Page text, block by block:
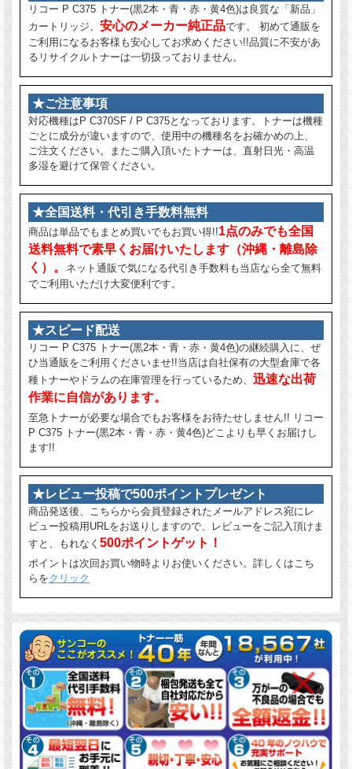
リコー P C375 トナー(黒2本・青・赤・黄4色)は良質な「新品」
カートリッジ、 安心のメーカー純正品です。 初めて通販を
ご利用になるお客様も安心してお求めください!!品質に不安があ
るリサイクルトナーは一切扱っておりません。
★ご注意事項
対応機種はP C370SF / P C375となっております。トナーは機種
ごとに成分が違いますので、使用中の機種名をお確かめの上、
ご注文ください。またご購入頂いたトナーは、直射日光・高温
多湿を避けて保管ください。
★全国送料・代引き手数料無料
商品は単品でもまとめ買いでもお買い得!!1点のみでも全国
送料無料で素早くお届けいたします（沖縄・離島除
く）。
ネット通販で気になる代引き手数料も当店なら全て無料
でご利用いただけ大変便利です。
★スピード配送
リコー P C375 トナー(黒2本・青・赤・黄4色)の継続購入に、ぜ
ひ当通販をご利用くださいませ!!当店は自社保有の大型倉庫で各
種トナーやドラムの在庫管理を行っているため、 迅速な出荷
作業に自信があります。
至急トナーが必要な場合でもお客様をお待たせしません!! リコー
P C375 トナー(黒2本・青・赤・黄4色)どこよりも早くお届けし
ます!!
★レビュー投稿で500ポイントプレゼント
商品発送後、こちらから会員登録されたメールアドレス宛にレ
ビュー投稿用URLをお送りしますので、レビューをご記入頂けま
すと、もれなく 500ポイントゲット！
ポイントは次回お買い物時よりお使いください。詳しくはこち
らをクリック